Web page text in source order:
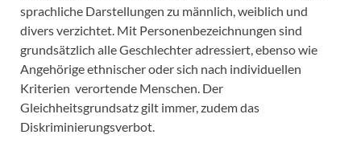
sprachliche Darstellungen zu männlich, weiblich und
divers verzichtet. Mit Personenbezeichnungen sind
grundsätzlich alle Geschlechter adressiert, ebenso wie
Angehörige ethnischer oder sich nach individuellen
Kriterien verortende Menschen. Der
Gleichheitsgrundsatz gilt immer, zudem das
Diskriminierungsverbot.